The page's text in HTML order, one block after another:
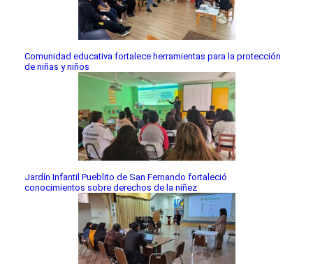
Comunidad educativa fortalece herramientas para la protección
de niñas y niños
Jardín Infantil Pueblito de San Fernando fortaleció
conocimientos sobre derechos de la niñez